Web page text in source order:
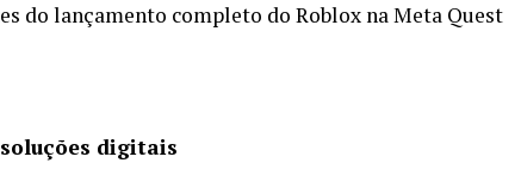
do lançamento completo do Roblox na Meta Quest
digitais